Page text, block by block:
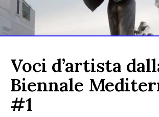
Voci d’artista
Biennale
#1